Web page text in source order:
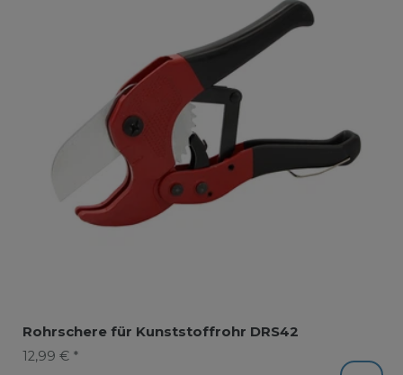
Rohrschere für Kunststoffrohr DRS42
12,99 € *